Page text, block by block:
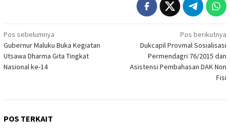
Navigasi
pos
Pos sebelumnya
Gubernur Maluku Buka Kegiatan
Utsawa Dharma Gita Tingkat
Nasional ke-14
Pos berikutnya
Dukcapil Provmal Sosialisasi
Permendagri 76/2015 dan
Asistensi Pembahasan DAK Non
Fisi
POS TERKAIT